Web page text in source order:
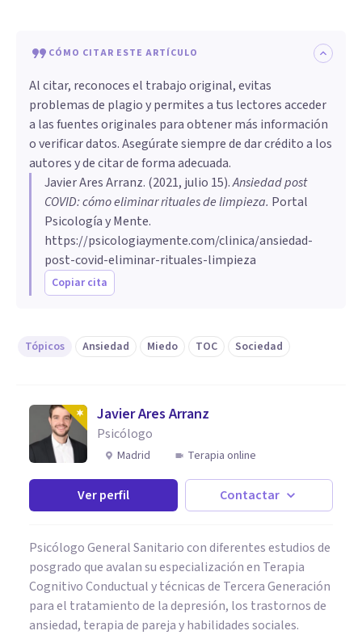
CÓMO CITAR ESTE ARTÍCULO
Al citar, reconoces el trabajo original, evitas
problemas de plagio y permites a tus lectores acceder
a las fuentes originales para obtener más información
o verificar datos. Asegúrate siempre de dar crédito a los
autores y de citar de forma adecuada.
Javier Ares Arranz. (2021, julio 15).Ansiedad post
COVID: cómo eliminar rituales de limpieza. Portal
Psicología y Mente.
https://psicologiaymente.com/clinica/ansiedad-
post-covid-eliminar-rituales-limpieza
Copiar cita
Tópicos Ansiedad Miedo TOC Sociedad
Javier Ares Arranz
Psicólogo
Madrid Terapia online
Ver perfil Contactar
Psicólogo General Sanitario con diferentes estudios de
posgrado que avalan su especialización en Terapia
Cognitivo Conductual y técnicas de Tercera Generación
para el tratamiento de la depresión, los trastornos de
ansiedad, terapia de pareja y habilidades sociales.